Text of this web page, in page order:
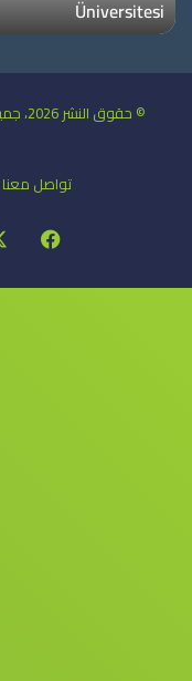
للفنون الجميلة
©
تواصل معنا